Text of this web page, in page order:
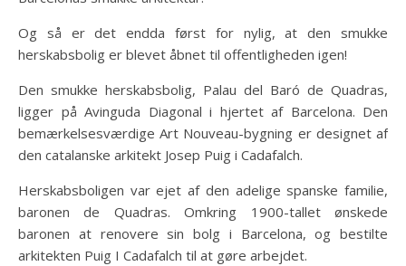
Og så er det endda først for nylig, at den smukke
herskabsbolig er blevet åbnet til offentligheden igen!
Den smukke herskabsbolig, Palau del Baró de Quadras,
ligger på Avinguda Diagonal i hjertet af Barcelona. Den
bemærkelsesværdige Art Nouveau-bygning er designet af
den catalanske arkitekt Josep Puig i Cadafalch.
Herskabsboligen var ejet af den adelige spanske familie,
baronen de Quadras. Omkring 1900-tallet ønskede
baronen at renovere sin bolg i Barcelona, og bestilte
arkitekten Puig I Cadafalch til at gøre arbejdet.